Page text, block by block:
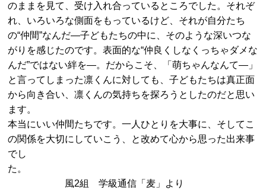
のままを見て、受け入れ合っているところでした。それぞ
れ、いろいろな側面をもっているけど、それが自分たち
の“仲間”なんだ―子どもたちの中に、そのような深いつな
がりを感じたのです。表面的な“仲良くしなくっちゃダメな
んだ”ではない絆を―。だからこそ、「萌ちゃんなんて―」
と言ってしまった凛くんに対しても、子どもたちは真正面
から向き合い、凛くんの気持ちを探ろうとしたのだと思い
ます。
本当にいい仲間たちです。一人ひとりを大事に、そしてこ
の関係を大切にしていこう、と改めて心から思った出来事
でし
た。
風2組 学級通信「麦」より